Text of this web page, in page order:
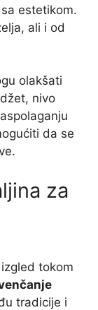
estetikom.
ali i od
olakšati
nivo
da se
za
tokom
tradicije i